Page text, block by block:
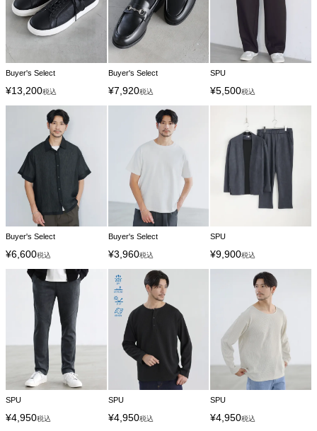
Buyer's Select
¥13,200税込
Buyer's Select
¥7,920税込
SPU
¥5,500税込
Buyer's Select
¥6,600税込
Buyer's Select
¥3,960税込
SPU
¥9,900税込
SPU
¥4,950税込
SPU
¥4,950税込
SPU
¥4,950税込